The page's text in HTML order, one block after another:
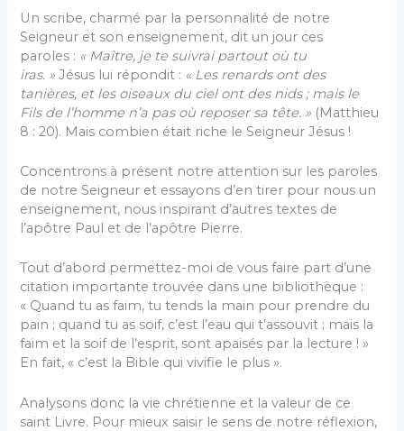
Un scribe, charmé par la personnalité de notre
Seigneur et son enseignement, dit un jour ces
paroles : « Maître, je te suivrai partout où tu
iras. » Jésus lui ré­pondit : « Les renards ont des
tanières, et les oiseaux du ciel ont des nids ; mais le
Fils de l’homme n’a pas où reposer sa tête. » (Matthieu
8 : 20). Mais combien était riche le Seigneur Jésus !
Concentrons à présent notre attention sur les pa­roles
de notre Seigneur et essayons d’en tirer pour nous un
enseignement, nous inspirant d’autres textes de
l’apôtre Paul et de l’apôtre Pierre.
Tout d’abord permettez-moi de vous faire part d’une
citation importante trouvée dans une bibliothè­que :
« Quand tu as faim, tu tends la main pour pren­dre du
pain ; quand tu as soif, c’est l’eau qui t’assouvit ; mais la
faim et la soif de l’esprit, sont apaisés par la lecture ! »
En fait, « c’est la Bible qui vivifie le plus ».
Analysons donc la vie chrétienne et la valeur de ce
saint Livre. Pour mieux saisir le sens de notre réflexion,